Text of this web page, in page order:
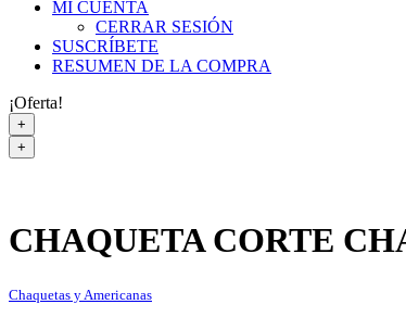
MI CUENTA
CERRAR SESIÓN
SUSCRÍBETE
RESUMEN DE LA COMPRA
¡Oferta!
+
+
CHAQUETA CORTE
Chaquetas y Americanas